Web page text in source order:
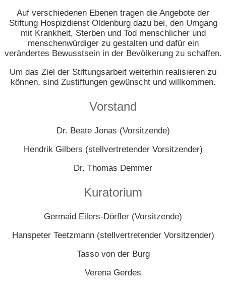
Auf verschiedenen Ebenen tragen die Angebote der
Stiftung Hospizdienst Oldenburg dazu bei, den Umgang
mit Krankheit, Sterben und Tod menschlicher und
menschenwürdiger zu gestalten und dafür ein
verändertes Bewusstsein in der Bevölkerung zu schaffen.
Um das Ziel der Stiftungsarbeit weiterhin realisieren zu
können, sind Zustiftungen gewünscht und willkommen.
Vorstand
Dr. Beate Jonas (Vorsitzende)
Hendrik Gilbers (stellvertretender Vorsitzender)
Dr. Thomas Demmer
Kuratorium
Germaid Eilers-Dörfler (Vorsitzende)
Hanspeter Teetzmann (stellvertretender Vorsitzender)
Tasso von der Burg
Verena Gerdes